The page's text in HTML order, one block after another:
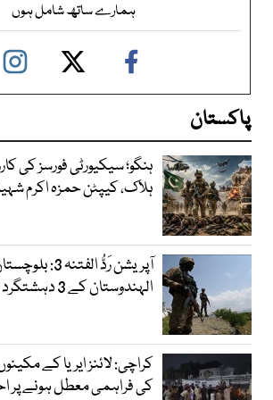
ہمارے ساتھ شامل ہوں
پاکستان
ہلاک، کیپٹن حمزہ اکرم
آپریشن رَدُّ
الہندوستان کے 3 دہشتگرد ہلاک
کی فراہمی معطل ہونے پر